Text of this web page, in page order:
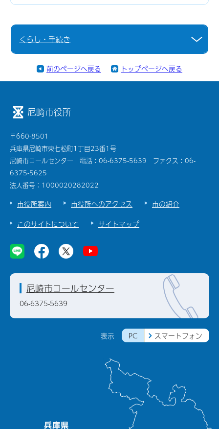
くらし・手続き
前のページへ戻る トップページへ戻る
尼崎市役所
〒660-8501
兵庫県尼崎市東七松町1丁目23番1号
尼崎市コールセンター 電話：06-6375-5639 ファクス：06-
6375-5625
法人番号：1000020282022
市役所案内 市役所へのアクセス
市の紹介
このサイトについて
サイトマップ
表示 PC スマートフォン
尼崎市コールセンター
06-6375-5639